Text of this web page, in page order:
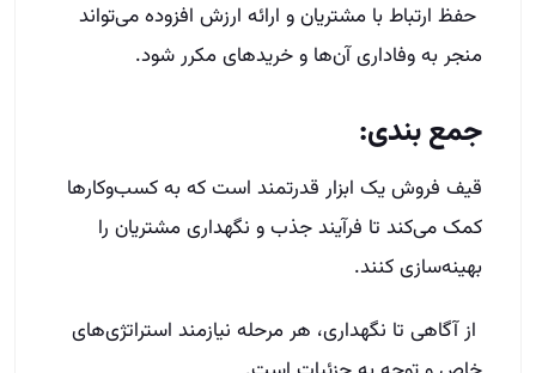
حفظ ارتباط با مشتریان و ارائه ارزش افزوده می‌تواند
منجر به وفاداری آن‌ها و خریدهای مکرر شود.
جمع بندی:
قیف فروش یک ابزار قدرتمند است که به کسب‌وکارها
کمک می‌کند تا فرآیند جذب و نگهداری مشتریان را
بهینه‌سازی کنند.
از آگاهی تا نگهداری، هر مرحله نیازمند استراتژی‌های